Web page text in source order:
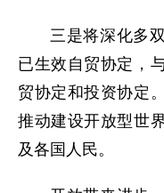
三是将深化多
已生效自贸协定，
贸协定和投资协定
推动建设开放型世
及各国人民。